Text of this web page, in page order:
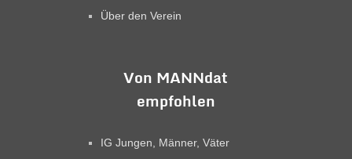
Über den Verein
Von MANNdat
empfohlen
IG Jungen, Männer, Väter